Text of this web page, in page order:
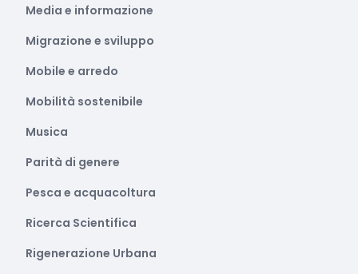
Media e informazione
Migrazione e sviluppo
Mobile e arredo
Mobilità sostenibile
Musica
Parità di genere
Pesca e acquacoltura
Ricerca Scientifica
Rigenerazione Urbana